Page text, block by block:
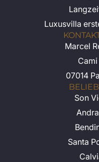
Luxusvilla
Marcel
07014
Son
Santa